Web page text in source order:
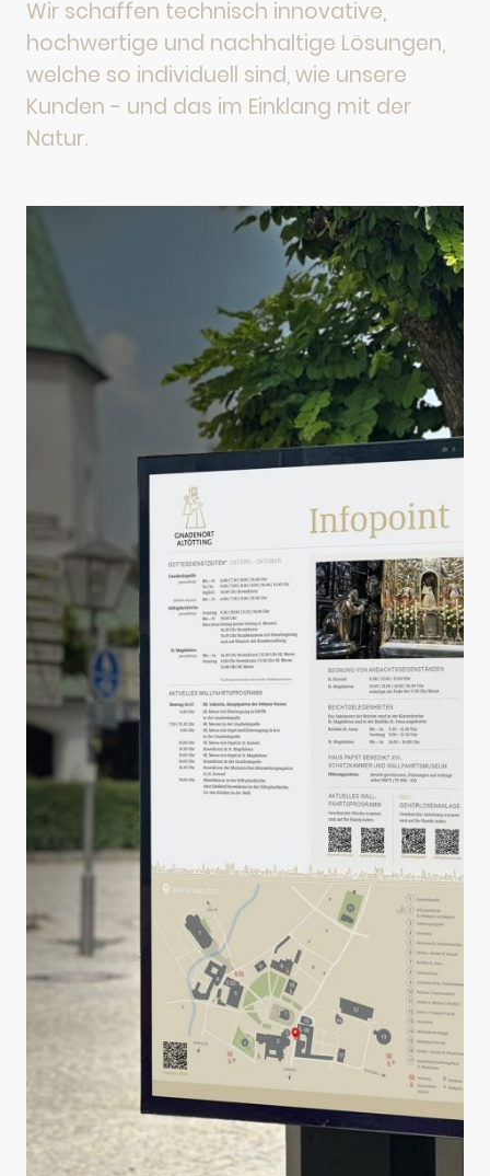
Wir schaffen technisch innovative,
hochwertige und nachhaltige Lösungen,
welche so individuell sind, wie unsere
Kunden - und das im Einklang mit der
Natur.